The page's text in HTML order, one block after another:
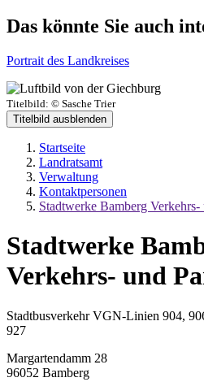
Das könnte Sie auch
Portrait des Landkreises
Titelbild: © Sasche Trier
Titelbild ausblenden
Startseite
Landratsamt
Verwaltung
Kontaktpersonen
Stadtwerke Bamberg
Stadtwerke
Verkehrs- und
Stadtbusverkehr VGN-Linien 904,
927
Margartendamm 28
96052 Bamberg